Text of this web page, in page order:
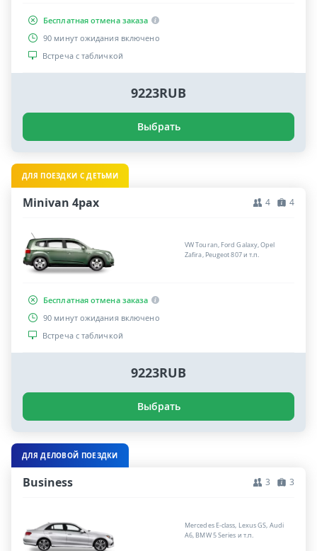
Бесплатная отмена заказа
90 минут ожидания включено
Встреча с табличкой
9223RUB
Выбрать
ДЛЯ ПОЕЗДКИ С ДЕТЬМИ
Minivan 4pax 4 4
VW Touran, Ford Galaxy, Opel
Zafira, Peugeot 807 и т.п.
Бесплатная отмена заказа
90 минут ожидания включено
Встреча с табличкой
9223RUB
Выбрать
ДЛЯ ДЕЛОВОЙ ПОЕЗДКИ
Business 3 3
Mercedes E-class, Lexus GS, Audi
A6, BMW 5 Series и т.п.